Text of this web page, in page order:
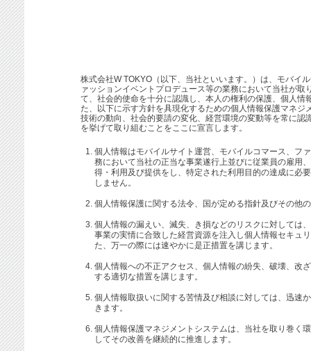
株式会社W TOKYO（以下、当社といいます。）は、モバイ
ァッションイベントプロデュース等の業務において当社が取
て、社会的使命を十分に認識し、本人の権利の保護、個人情
た、以下に示す方針を具現化するための個人情報保護マネジ
技術の動向、社会的要請の変化、経営環境の変動等を常に認
を挙げて取り組むことをここに宣言します。
個人情報はモバイルサイト運営、モバイルコマース、フ
務において当社の正当な事業遂行上並びに従業員の雇用
得・利用及び提供をし、特定された利用目的の達成に必
しません。
個人情報保護に関する法令、国が定める指針及びその他
個人情報の漏えい、滅失、き損などのリスクに対しては
事業の実情に合致した経営資源を注入し個人情報セキュ
た、万一の際には速やかに是正措置を講じます。
個人情報への不正アクセス、個人情報の紛失、破壊、改
する適切な措置を講じます。
個人情報取扱いに関する苦情及び相談に対しては、迅速
きます。
個人情報保護マネジメントシステムは、当社を取り巻く
してその改善を継続的に推進します。